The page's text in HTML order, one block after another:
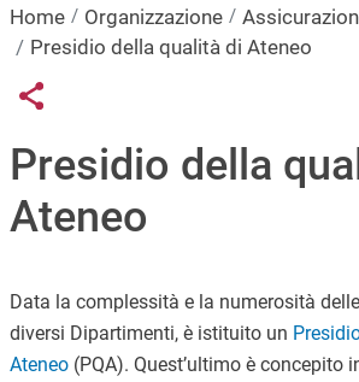
Home Organizzazione
Presidio della qualità di Ateneo
Links
Share button
Presidio della
Ateneo
Data la complessità e la numerosità
diversi Dipartimenti, è istituito un
Ateneo(PQA). Quest’ultimo è concepito